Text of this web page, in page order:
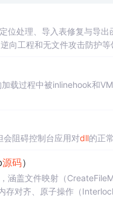
位处理、导入表修复与导出
工程和无文件攻击防护等
载过程中被inlinehook和
会阻碍控制台应用对dll的正
源码）
涵盖文件映射（
存对齐、原子操作（